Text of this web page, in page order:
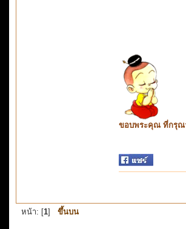
ขอบพระคุณ ที่กรุณ
หน้า: [1] ขึ้นบน